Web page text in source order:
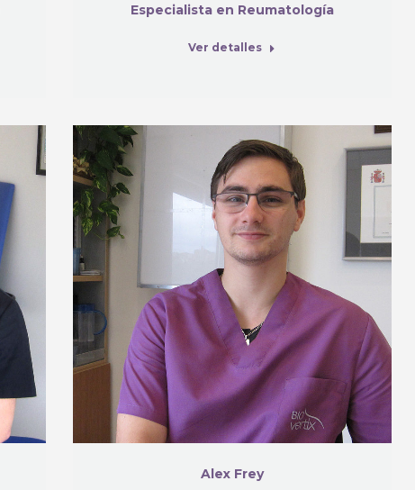
Especialista en Reumatología
Ver detalles
Alex Frey